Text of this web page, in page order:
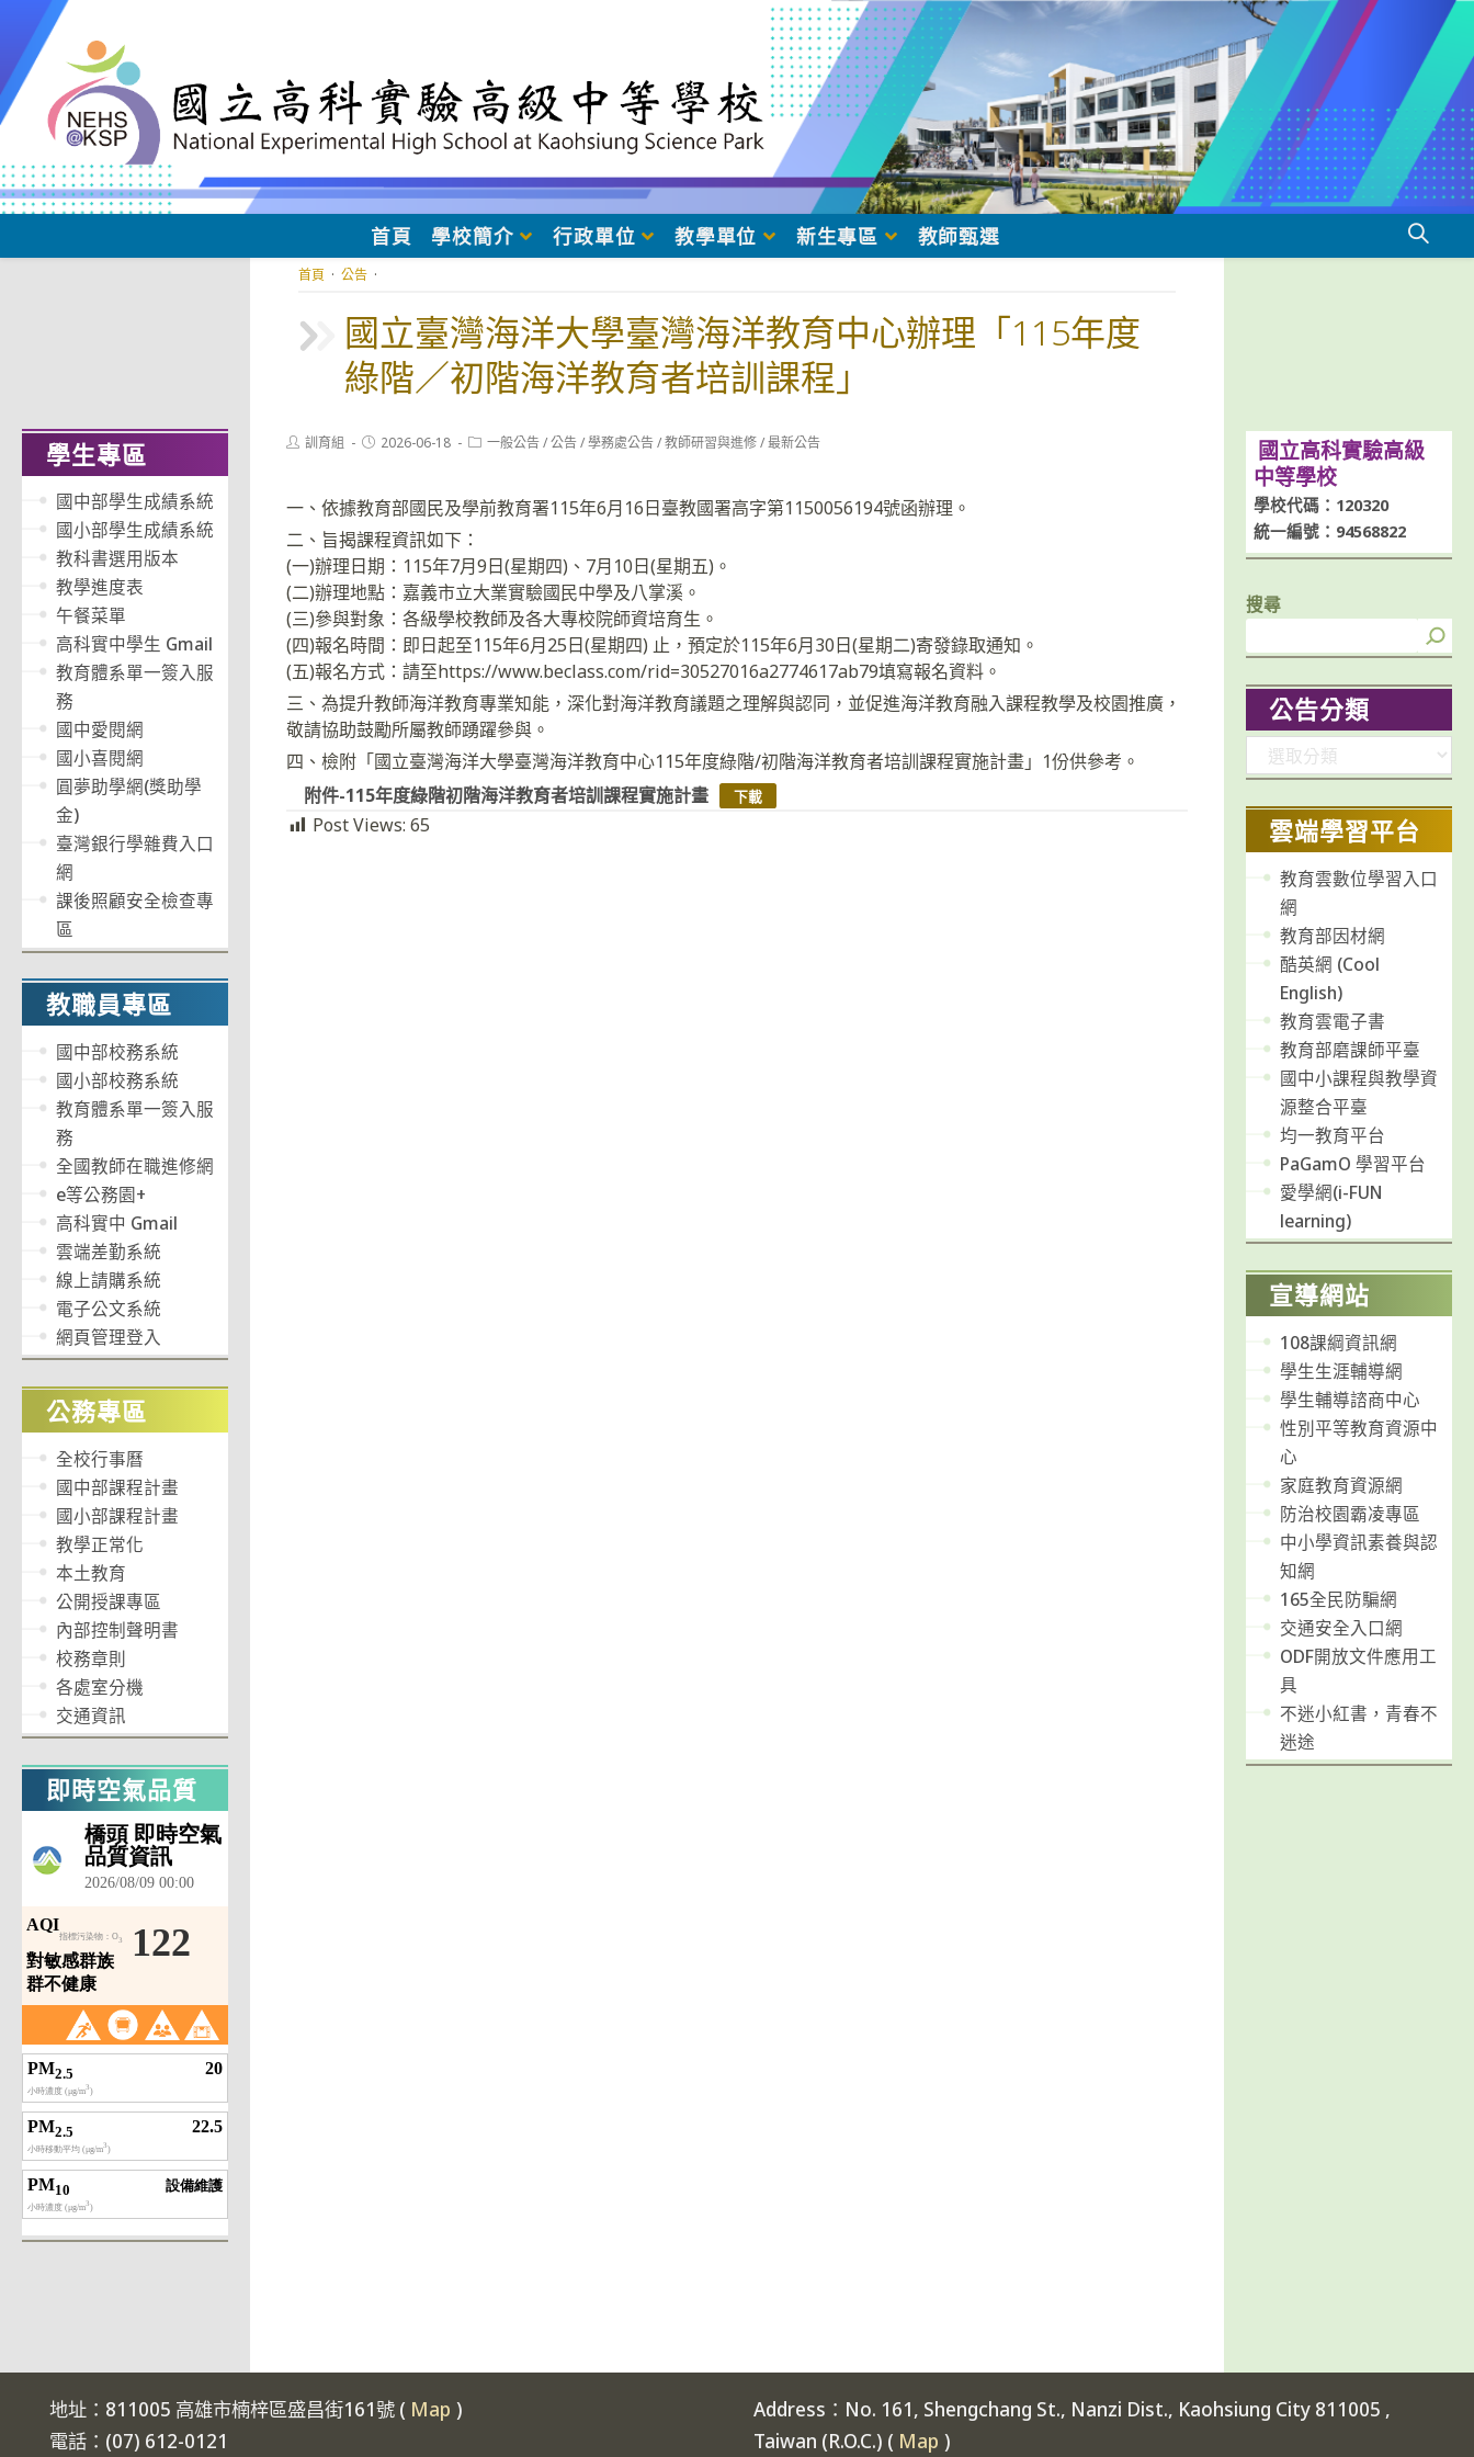
至
主
要
容
首頁 學校簡介 行政單位 教學單位 新生專區 教師甄選
國立臺灣海洋大學臺灣海洋教育中心辦理「115年度
綠階／初階海洋教育者培訓課程」
首頁 · 公告 ·
Post訓育組
Post2026-06-18
Post一般公告 / 公告 / 學務處公告 / 教師研習與進修 / 最新公告
一、依據教育部國民及學前教育署115年6月16日臺教國署高字第1150056194號函辦理。
二、旨揭課程資訊如下：
(一)辦理日期：115年7月9日(星期四)、7月10日(星期五)。
(二)辦理地點：嘉義市立大業實驗國民中學及八掌溪。
(三)參與對象：各級學校教師及各大專校院師資培育生。
(四)報名時間：即日起至115年6月25日(星期四) 止，預定於115年6月30日(星期二)寄發錄取通知。
(五)報名方式：請至https://www.beclass.com/rid=30527016a2774617ab79填寫報名資料。
三、為提升教師海洋教育專業知能，深化對海洋教育議題之理解與認同，並促進海洋教育融入課程教學及校園推廣，
敬請協助鼓勵所屬教師踴躍參與。
四、檢附「國立臺灣海洋大學臺灣海洋教育中心115年度綠階/初階海洋教育者培訓課程實施計畫」1份供參考。
附件-115年度綠階初階海洋教育者培訓課程實施計畫
下載
Post Views: 65
學生專區
國中部學生成績系統
國小部學生成績系統
教科書選用版本
教學進度表
午餐菜單
高科實中學生 Gmail
教育體系單一簽入服
務
國中愛閱網
國小喜閱網
圓夢助學網(獎助學
金)
臺灣銀行學雜費入口
網
課後照顧安全檢查專
區
教職員專區
國中部校務系統
國小部校務系統
教育體系單一簽入服
務
全國教師在職進修網
e等公務園+
高科實中 Gmail
雲端差勤系統
線上請購系統
電子公文系統
網頁管理登入
公務專區
全校行事曆
國中部課程計畫
國小部課程計畫
教學正常化
本土教育
公開授課專區
內部控制聲明書
校務章則
各處室分機
交通資訊
即時空氣品質
國立高科實驗高級
中等學校
學校代碼：120320
統一編號：94568822
搜尋
公告分類
類
雲端學習平台
教育雲數位學習入口
網
教育部因材網
酷英網 (Cool
English)
教育雲電子書
教育部磨課師平臺
國中小課程與教學資
源整合平臺
均一教育平台
PaGamO 學習平台
愛學網(i-FUN
learning)
宣導網站
108課綱資訊網
學生生涯輔導網
學生輔導諮商中心
性別平等教育資源中
心
家庭教育資源網
防治校園霸凌專區
中小學資訊素養與認
知網
165全民防騙網
交通安全入口網
ODF開放文件應用工
具
不迷小紅書，青春不
迷途
地址：811005 高雄市楠梓區盛昌街161號 ( Map )
電話：(07) 612-0121
Address：No. 161, Shengchang St., Nanzi Dist., Kaohsiung City 811005 ,
Taiwan (R.O.C.) ( Map )